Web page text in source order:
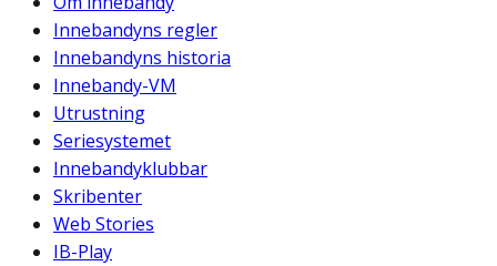
Innebandyns regler
Innebandyns historia
Innebandy-VM
Utrustning
Seriesystemet
Innebandyklubbar
Skribenter
Web Stories
IB-Play